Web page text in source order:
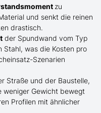
zu
und senkt die reinen
drastisch.
der Spundwand vom Typ
Stahl, was die Kosten pro
Szenarien
Straße und der Baustelle,
weniger Gewicht bewegt
Profilen mit ähnlicher